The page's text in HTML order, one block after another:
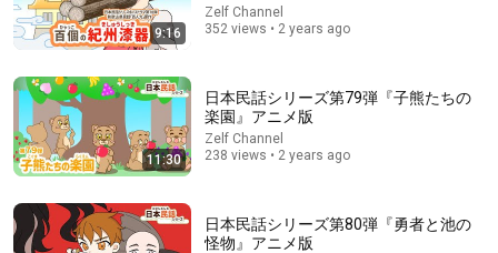
JFN Pods • 153 views
9:16
Zelf Channel
352 views • 2 years ago
11:30
日本民話シリーズ第79弾『子熊たちの
楽園』アニメ版
Zelf Channel
238 views • 2 years ago
日本民話シリーズ第80弾『勇者と池の
怪物』アニメ版